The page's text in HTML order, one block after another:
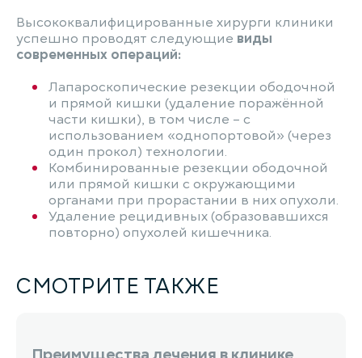
Высококвалифицированные хирурги клиники
успешно проводят следующие виды
современных операций:
Лапароскопические резекции ободочной
и прямой кишки (удаление поражённой
части кишки), в том числе – с
использованием «однопортовой» (через
один прокол) технологии.
Комбинированные резекции ободочной
или прямой кишки с окружающими
органами при прорастании в них опухоли.
Удаление рецидивных (образовавшихся
повторно) опухолей кишечника.
СМОТРИТЕ ТАКЖЕ